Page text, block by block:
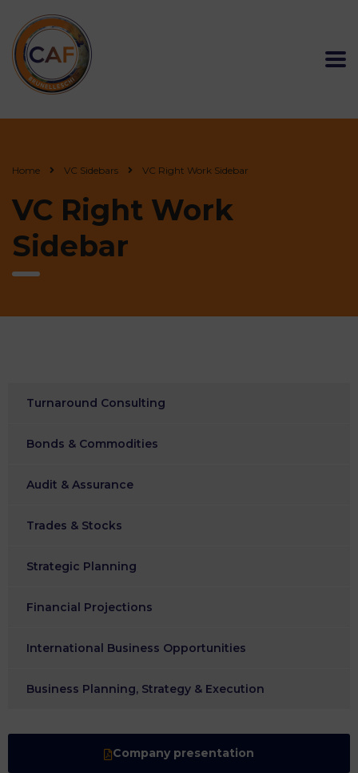
Home VC Sidebars VC Right Work Sidebar
VC Right Work
Sidebar
Turnaround Consulting
Bonds & Commodities
Audit & Assurance
Trades & Stocks
Strategic Planning
Financial Projections
International Business Opportunities
Business Planning, Strategy & Execution
Company presentation